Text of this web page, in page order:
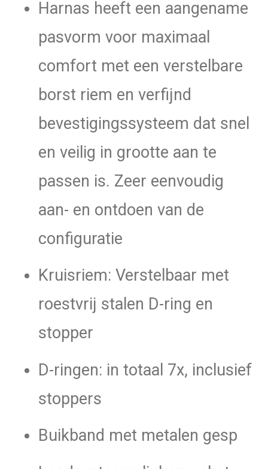
Harnas heeft een aangename
pasvorm voor maximaal
comfort met een verstelbare
borst riem en verfijnd
bevestigingssysteem dat snel
en veilig in grootte aan te
passen is. Zeer eenvoudig
aan- en ontdoen van de
configuratie
Kruisriem: Verstelbaar met
roestvrij stalen D-ring en
stopper
D-ringen: in totaal 7x, inclusief
stoppers
Buikband met metalen gesp